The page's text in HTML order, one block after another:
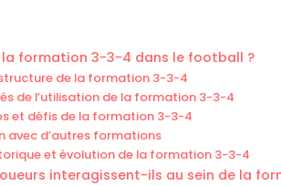
la formation 3-3-4 dans le football ?
de la formation 3-3-4
de l’utilisation de la formation 3-3-4
et défis de la formation 3-3-4
avec d’autres formations
et évolution de la formation 3-3-4
interagissent-ils au sein de la